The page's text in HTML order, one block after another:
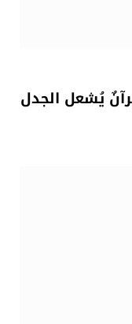
يُشعل الجدل